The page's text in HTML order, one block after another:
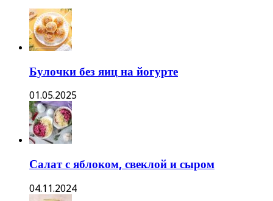
Булочки без яиц на йогурте
01.05.2025
Салат с яблоком, свеклой и сыром
04.11.2024